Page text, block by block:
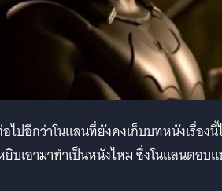
ปอีกว่าโนแลนที่ยังคงเก็บบทหนังเรื่องนี้
ยิบเอามาทำเป็นหนังไหม ซึ่งโนแลนตอบ